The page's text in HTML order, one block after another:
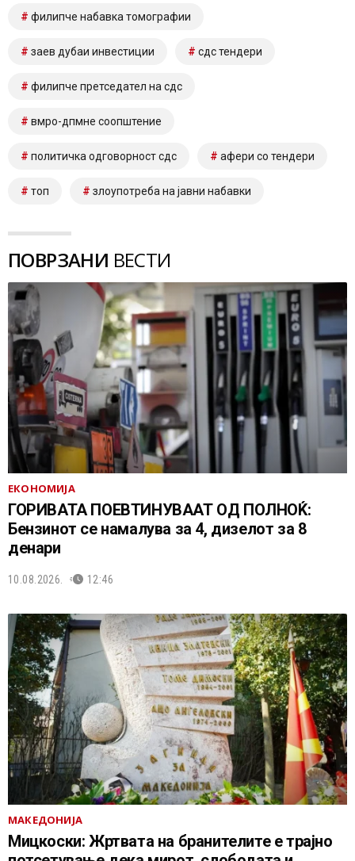
филипче набавка томографии
заев дубаи инвестиции сдс тендери
филипче претседател на сдс
вмро-дпмне соопштение
политичка одговорност сдс афери со тендери
топ злоупотреба на јавни набавки
ПОВРЗАНИ ВЕСТИ
ЕКОНОМИЈА
ГОРИВАТА ПОЕВТИНУВААТ ОД ПОЛНОЌ:
Бензинот се намалува за 4, дизелот за 8
денари
10.08.2026. 12:46
МАКЕДОНИЈА
Мицкоски: Жртвата на бранителите е трајно